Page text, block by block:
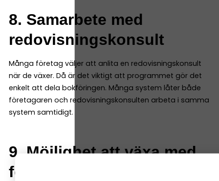
8. Samarbete med
redovisningskonsult
Många företag väljer att anlita en redovisningskonsult
när de växer. Då är det viktigt att programmet gör det
enkelt att dela bokföringen. Många system låter både
företagaren och redovisningskonsulten arbeta i samma
system samtidigt.
9. Möjlighet att växa med
företaget